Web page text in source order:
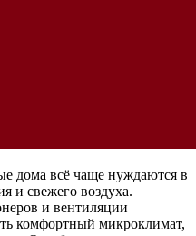
дома всё чаще нуждаются в
и свежего воздуха.
и вентиляции
комфортный микроклимат,